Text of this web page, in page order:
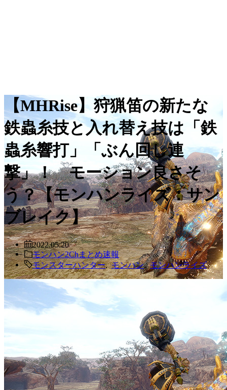
【MHRise】狩猟笛の新たな
鉄蟲糸技と入れ替え技は「鉄
蟲糸響打」「ぶん回し連
撃」！ モーション良さそ
う？【モンハンライズ：サン
ブレイク】
2022.05.20
モンハン2Chまとめ速報
モンスターハンター,モンハン,モンハンライズ